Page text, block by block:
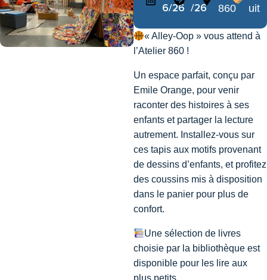
6/26 /26
860
uit
« Alley-Oop » vous attend à
l’Atelier 860 !
Un espace parfait, conçu par
Emile Orange, pour venir
raconter des histoires à ses
enfants et partager la lecture
autrement. Installez-vous sur
ces tapis aux motifs provenant
de dessins d’enfants, et profitez
des coussins mis à disposition
dans le panier pour plus de
confort.
Une sélection de livres
choisie par la bibliothèque est
disponible pour les lire aux